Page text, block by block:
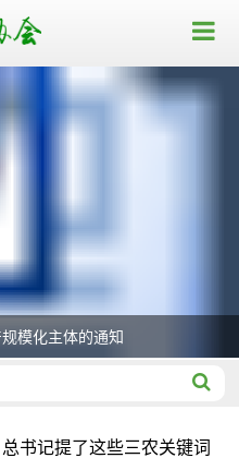
模化主体的通知
书记提了这些三农关键词